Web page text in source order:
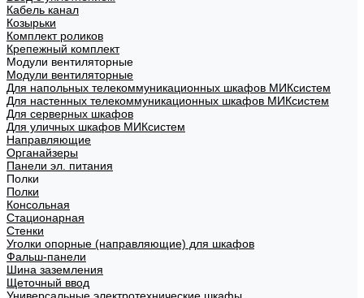
Кабель канал
Козырьки
Комплект роликов
Крепежный комплект
Модули вентиляторные
Модули вентиляторные
Для напольных телекоммуникационных шкафов МИКсистем
Для настенных телекоммуникационных шкафов МИКсистем
Для серверных шкафов
Для уличных шкафов МИКсистем
Направляющие
Органайзеры
Панели эл. питания
Полки
Полки
Консольная
Стационарная
Стенки
Уголки опорные (направляющие) для шкафов
Фальш-панели
Шина заземления
Щеточный ввод